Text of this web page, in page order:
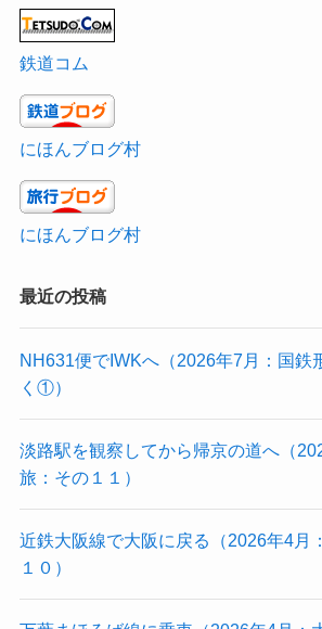
鉄道コム
にほんブログ村
にほんブログ村
最近の投稿
NH631便でIWKへ（2026年7月：国鉄
く①）
淡路駅を観察してから帰京の道へ（
旅：その１１）
近鉄大阪線で大阪に戻る（2026年4月
１０）